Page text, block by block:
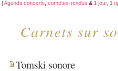
Carnets sur
| Agenda concerts comptes-rendus & 1 jour, 1
Tomski sonore